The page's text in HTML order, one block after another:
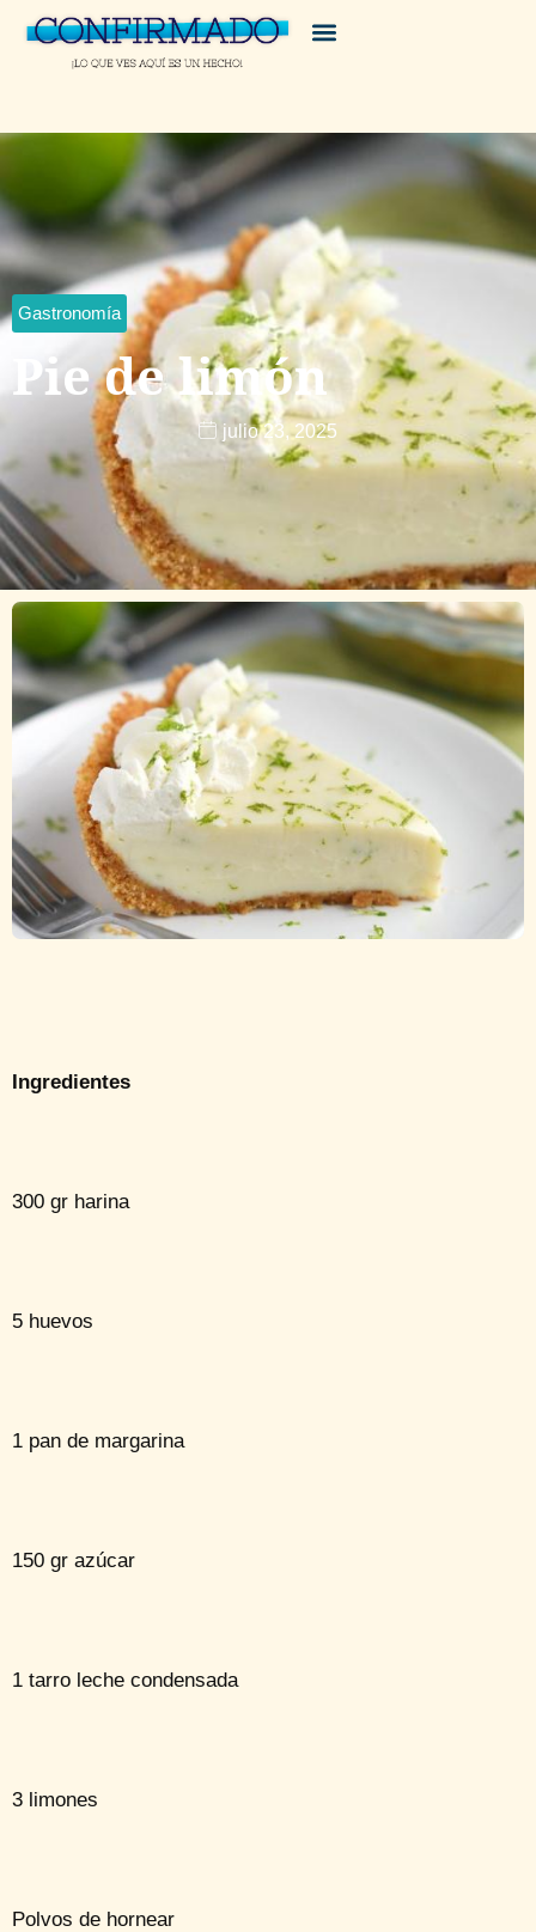
Gastronomía
Pie de limón
julio 23, 2025
Ingredientes
300 gr harina
5 huevos
1 pan de margarina
150 gr azúcar
1 tarro leche condensada
3 limones
Polvos de hornear